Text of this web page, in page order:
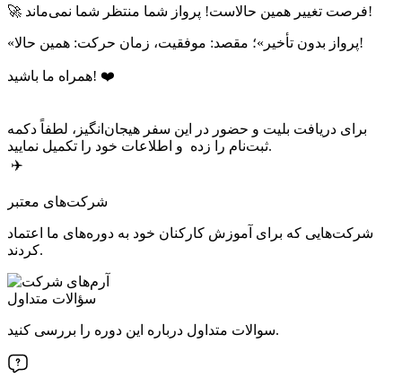
🚀 فرصت تغییر همین حالاست! پرواز شما منتظر شما نمی‌ماند!
«پرواز بدون تأخیر»؛ مقصد: موفقیت، زمان حرکت: همین حالا!
همراه ما باشید! ❤️
برای دریافت بلیت و حضور در این سفر هیجان‌انگیز، لطفاً دکمه
ثبت‌نام را زده و اطلاعات خود را تکمیل نمایید.
✈️
شرکت‌های معتبر
شرکت‌هایی که برای آموزش کارکنان خود به دوره‌های ما اعتماد
کردند.
سؤالات متداول
سوالات متداول درباره این دوره را بررسی کنید.